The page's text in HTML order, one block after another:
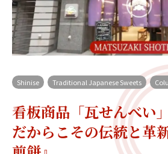
Shinise Traditional Japanese Sweets
看板商品「瓦せんべい
だからこその伝統と革